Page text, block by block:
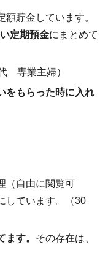
貯金しています。
定期預金にまとめて
専業主婦）
をもらった時に入れ
（自由に閲覧可
しています。（30
す。 その存在は、